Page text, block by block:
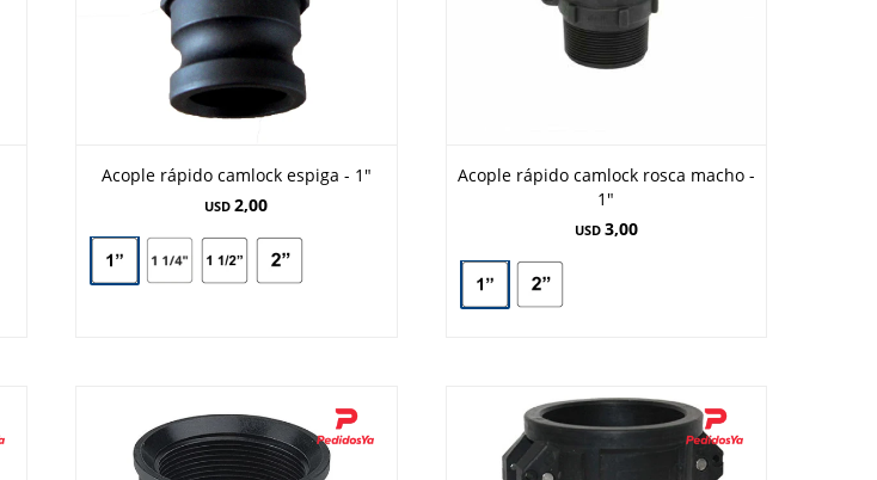
Acople rápido camlock espiga - 1"
USD 2,00
Acople rápido camlock rosca macho -
1"
USD 3,00